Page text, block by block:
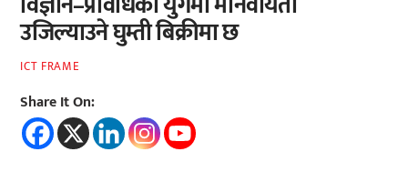
उजिल्याउने घुम्ती बिक्रीमा छ
ICT FRAME
Share It On: